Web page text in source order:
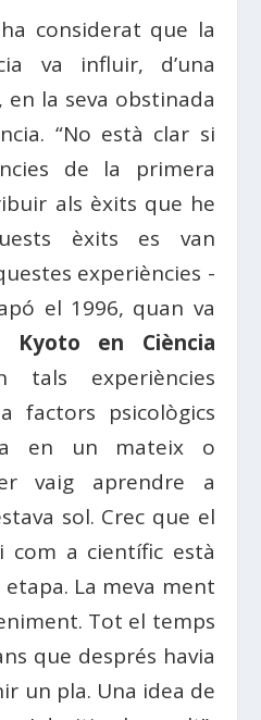
considerat que la
va influir, d’una
la seva obstinada
“No està clar si
de la primera
als èxits que he
èxits es van
experiències -
el 1996, quan va
Kyoto en Ciència
tals experiències
factors psicològics
en un mateix o
vaig aprendre a
sol. Crec que el
com a científic està
La meva ment
Tot el temps
que després havia
un pla. Una idea de